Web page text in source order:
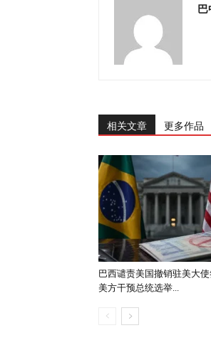
相关文章 更多作品
巴西谴责美国撤销驻美大
美方干预总统选举...